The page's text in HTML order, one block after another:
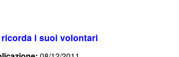
i suoi volontari